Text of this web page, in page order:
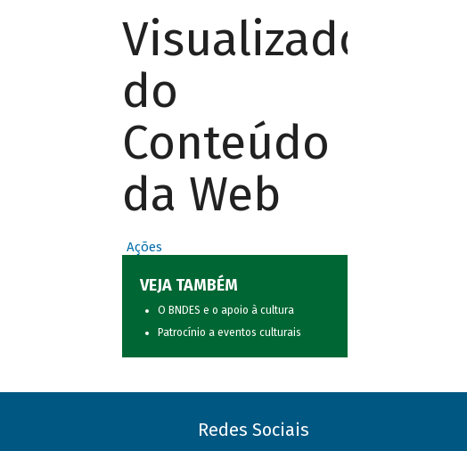
Visualizador
do
Conteúdo
da Web
Ações
VEJA TAMBÉM
O BNDES e o apoio à cultura
Patrocínio a eventos culturais
Redes Sociais